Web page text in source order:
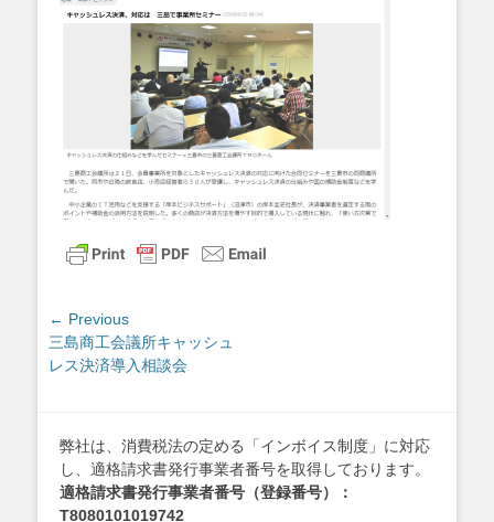
投
稿
ナ
ー
シ
ョ
← Previous
Previous
post:
三島商工会議所キャッシュ
レス決済導入相談会
弊社は、消費税法の定める「インボイス制度」に対応
し、適格請求書発行事業者番号を取得しております。
適格請求書発行事業者番号（登録番号）：
T8080101019742